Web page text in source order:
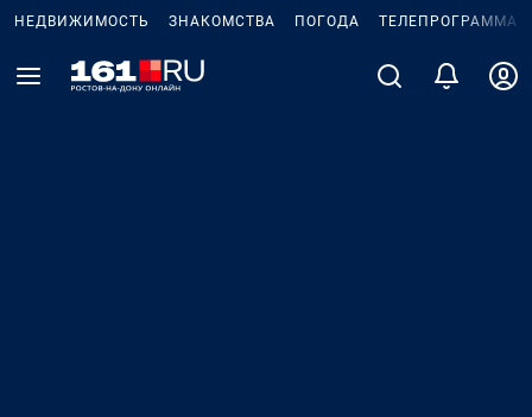
НЕДВИЖИМОСТЬ ЗНАКОМСТВА ПОГОДА ТЕЛЕПРОГРАММА